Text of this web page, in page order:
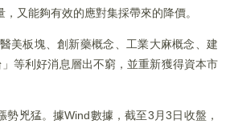
又能夠有效的應對集採帶來的降價。
美板塊、創新藥概念、工業大麻概念、建
等利好消息層出不窮，並重新獲得資本市
勢兇猛。據Wind數據，截至3月3日收盤，